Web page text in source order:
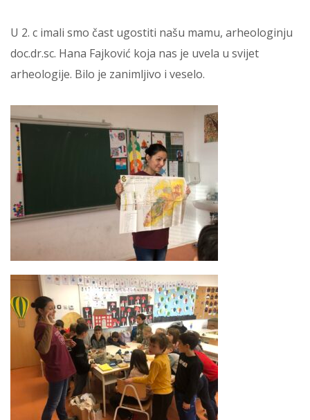
U 2. c imali smo čast ugostiti našu mamu, arheologinju
doc.dr.sc. Hana Fajković koja nas je uvela u svijet
arheologije. Bilo je zanimljivo i veselo.